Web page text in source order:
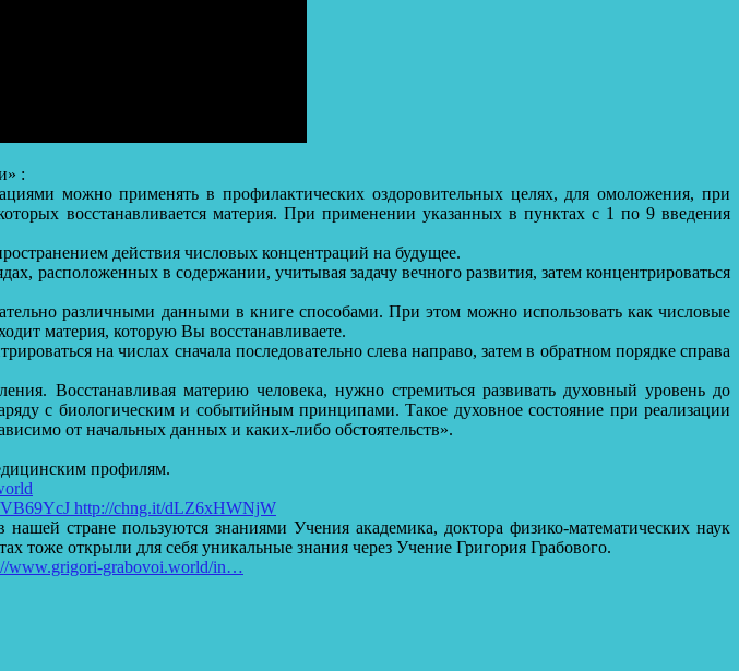
:
можно применять в профилактических оздоровительных целях, для омоложения, при
восстанавливается материя. При применении указанных в пунктах с 1 по 9 введения
действия числовых концентраций на будущее.
расположенных в содержании, учитывая задачу вечного развития, затем концентрироваться
различными данными в книге способами. При этом можно использовать как числовые
материя, которую Вы восстанавливаете.
на числах сначала последовательно слева направо, затем в обратном порядке справа
Восстанавливая материю человека, нужно стремиться развивать духовный уровень до
с биологическим и событийным принципами. Такое духовное состояние при реализации
от начальных данных и каких-либо обстоятельств».
профилям.
http://chng.it/dLZ6xHWNjW
стране пользуются знаниями Учения академика, доктора физико-математических наук
тоже открыли для себя уникальные знания через Учение Григория Грабового.
www.grigori-grabovoi.world/in…